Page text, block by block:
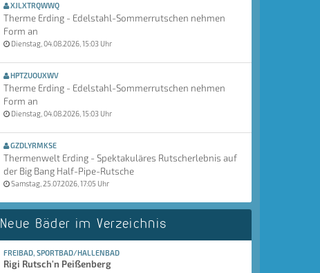
XJLXTRQWWQ
Therme Erding - Edelstahl-Sommerrutschen nehmen
Form an
Dienstag, 04.08.2026, 15:03 Uhr
HPTZUOUXWV
Therme Erding - Edelstahl-Sommerrutschen nehmen
Form an
Dienstag, 04.08.2026, 15:03 Uhr
GZDLYRMKSE
Thermenwelt Erding - Spektakuläres Rutscherlebnis auf
der Big Bang Half-Pipe-Rutsche
Samstag, 25.07.2026, 17:05 Uhr
Neue Bäder im Verzeichnis
FREIBAD, SPORTBAD/HALLENBAD
Rigi Rutsch'n Peißenberg